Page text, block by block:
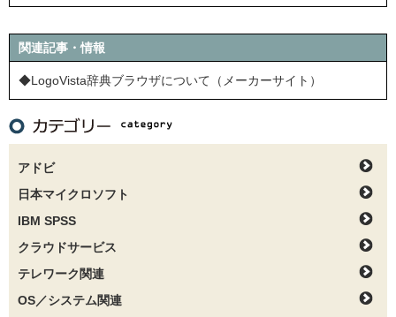
関連記事・情報
◆LogoVista辞典ブラウザについて（メーカーサイト）
アドビ
日本マイクロソフト
IBM SPSS
クラウドサービス
テレワーク関連
OS／システム関連